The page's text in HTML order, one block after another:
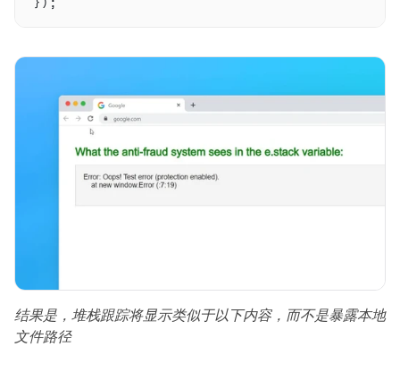
} ) ;
结果是，堆栈跟踪将显示类似于以下内容，而不是暴露本地
文件路径